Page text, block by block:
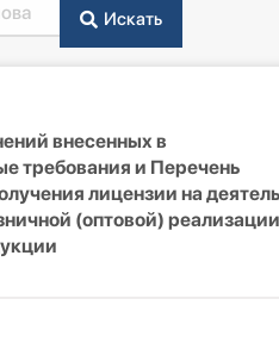
Искать
внесенных в
требования и Перечень
лицензии на
(оптовой) реализации